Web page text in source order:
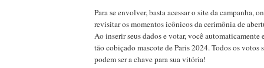
Para se envolver, basta acessar o site da campanha,
revisitar os momentos icônicos da cerimônia de
Ao inserir seus dados e votar, você automaticamente
tão cobiçado mascote de Paris 2024. Todos os votos
podem ser a chave para sua vitória!